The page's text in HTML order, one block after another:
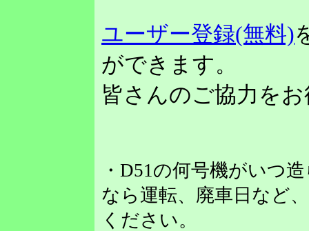
ユーザー登録(無料)
ができます。
皆さんのご協力を
・D51の何号機がいつ
なら運転、廃車日など
ください。